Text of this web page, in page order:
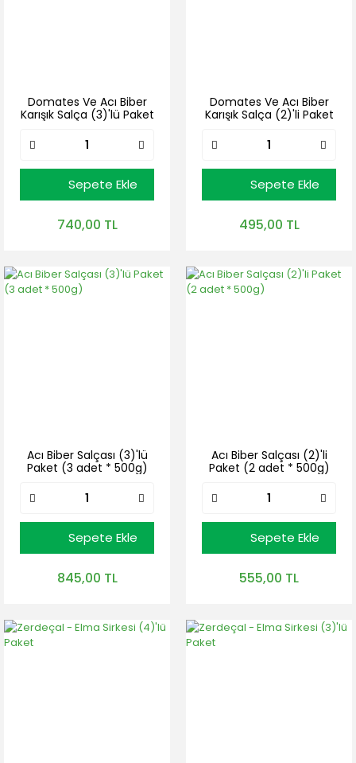
Domates Ve Acı Biber
Karışık Salça (3)'lü Paket
Sepete Ekle
740,00 TL
Domates Ve Acı Biber
Karışık Salça (2)'li Paket
Sepete Ekle
495,00 TL
Acı Biber Salçası (3)'lü
Paket (3 adet * 500g)
Sepete Ekle
845,00 TL
Acı Biber Salçası (2)'li
Paket (2 adet * 500g)
Sepete Ekle
555,00 TL